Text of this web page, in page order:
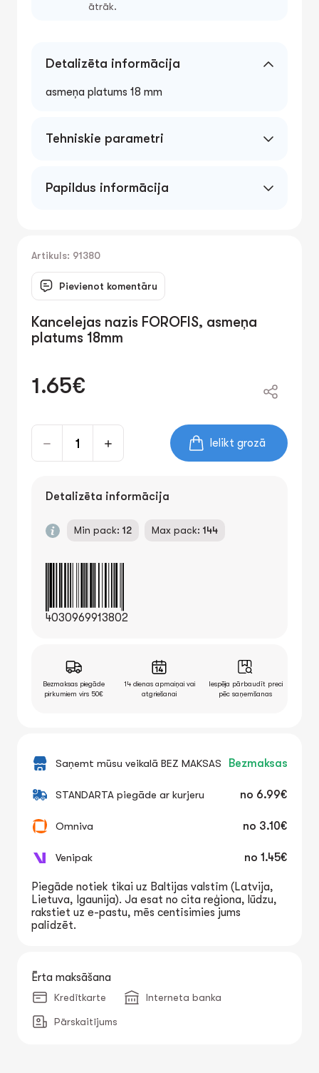
ātrāk.
Detalizēta informācija
asmeņa platums 18 mm
Tehniskie parametri
Papildus informācija
Artikuls: 91380
Pievienot komentāru
Kancelejas nazis FOROFIS, asmeņa
platums 18mm
1.65€
Ielikt grozā
Detalizēta informācija
Min pack: 12 Max pack: 144
4030969913802
Bezmaksas piegāde
pirkumiem virs 50€
14 dienas apmaiņai vai
atgriešanai
Iespēja pārbaudīt preci
pēc saņemšanas
Saņemt mūsu veikalā BEZ MAKSAS Bezmaksas
STANDARTA piegāde ar kurjeru no 6.99€
Omniva no 3.10€
Venipak no 1.45€
Piegāde notiek tikai uz Baltijas valstīm (Latvija,
Lietuva, Igaunija). Ja esat no cita reģiona, lūdzu,
rakstiet uz e-pastu, mēs centīsimies jums
palīdzēt.
Ērta maksāšana
Kredītkarte Interneta banka
Pārskaitījums